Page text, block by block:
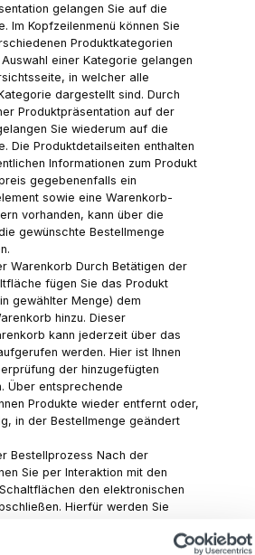
gelangen Sie auf die
Im Kopfzeilenmenü können Sie
Produktkategorien
einer Kategorie gelangen
in welcher alle
dargestellt sind. Durch
Produktpräsentation auf der
Sie wiederum auf die
Die Produktdetailseiten enthalten
Informationen zum Produkt
gegebenenfalls ein
sowie eine Warenkorb-
vorhanden, kann über die
gewünschte Bestellmenge
Warenkorb Durch Betätigen der
fügen Sie das Produkt
gewählter Menge) dem
hinzu. Dieser
kann jederzeit über das
werden. Hier ist Ihnen
der hinzugefügten
Über entsprechende
Produkte wieder entfernt oder,
in der Bestellmenge geändert
Bestellprozess Nach der
Sie per Interaktion mit den
den elektronischen
Hierfür werden Sie
Name, E-Mail-Adresse